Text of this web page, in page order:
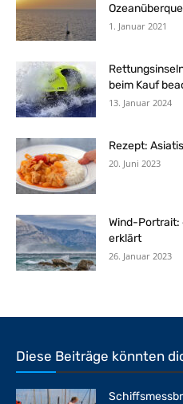
1. Januar 2021
beim Kauf
13. Januar 2024
Rezept:
20. Juni 2023
Wind-Portrait:
erklärt
26. Januar 2023
Diese Beiträge könnten